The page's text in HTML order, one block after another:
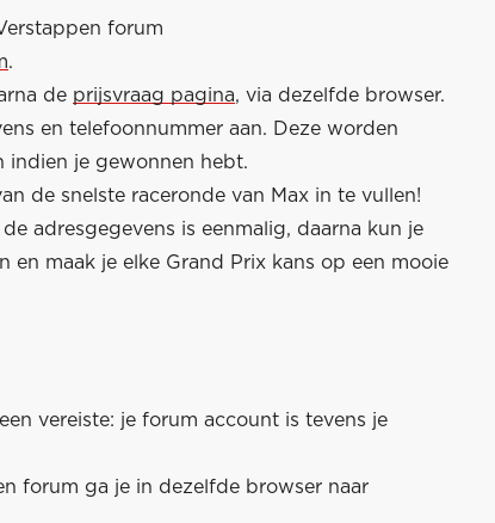
forum
.
de prijsvraag pagina, via dezelfde browser.
en telefoonnummer aan. Deze worden
indien je gewonnen hebt.
de snelste raceronde van Max in te vullen!
adresgegevens is eenmalig, daarna kun je
en maak je elke Grand Prix kans op een mooie
vereiste: je forum account is tevens je
forum ga je in dezelfde browser naar